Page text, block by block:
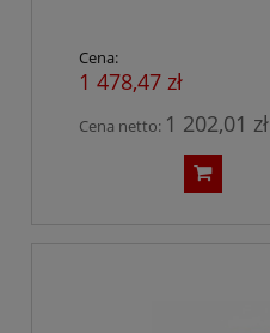
Cena:
1 478,47 zł
Cena netto: 1 202,01 zł